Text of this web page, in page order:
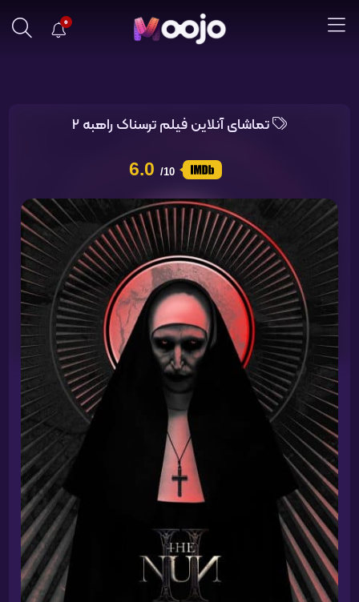
0
تماشای آنلاین فیلم ترسناک راهبه 2
6.0 /10